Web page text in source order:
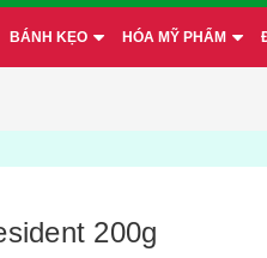
BÁNH KẸO HÓA MỸ PHẨM
200g